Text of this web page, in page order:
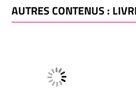
AUTRES CONTENUS :